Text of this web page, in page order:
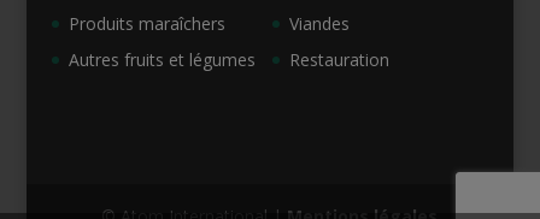
Produits maraîchers
Autres fruits et légumes
Viandes
Restauration